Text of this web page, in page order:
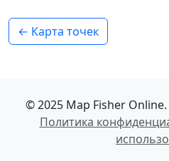
← Карта точек
© 2025 Map Fisher
Политика